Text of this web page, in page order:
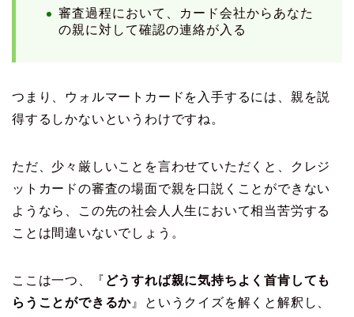
審査過程において、カード会社からあなた
の親に対して確認の連絡が入る
つまり、ウォルマートカードを入手するには、親を説
得するしかないというわけですね。
ただ、少々厳しいことを言わせていただくと、クレジ
ットカードの審査の場面で親を口説くことができない
ようなら、この先の社会人人生において相当苦労する
ことは間違いないでしょう。
ここは一つ、『 どうすれば親に気持ちよく首肯しても
らうことができるか 』というクイズを解くと解釈し、